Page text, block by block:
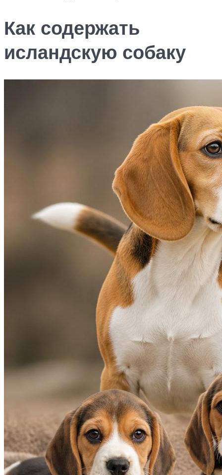
Как содержать
исландскую собаку